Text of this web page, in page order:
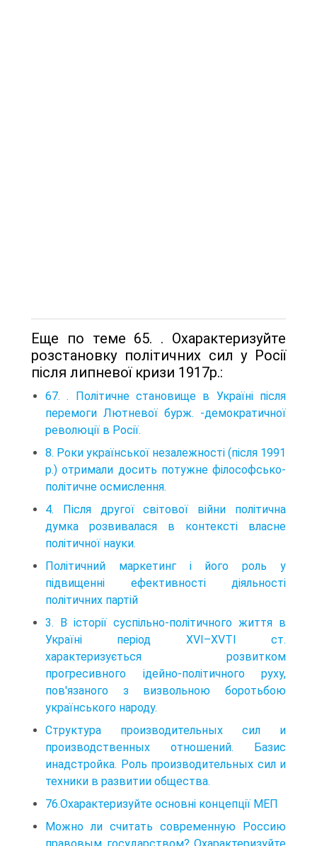
Еще по теме 65. . Охарактеризуйте
розстановку політичних сил у Росії
після липневої кризи 1917р.:
67. . Політичне становище в Україні після
перемоги Лютневої бурж. -демократичної
революції в Росії.
8. Роки української незалежності (після 1991
р.) отримали досить потужне філософсько-
політичне осмислення.
4. Після другої світової війни політична
думка розвивалася в кон­тексті власне
політичної науки.
Політичний маркетинг і його роль у
підвищенні ефективності діяльності
політичних партій
3. В історії суспільно-політичного життя в
Україні період XVI–XVTI ст.
характеризується розвитком
прогресивного ідейно-політичного руху,
пов'язаного з визвольною боротьбою
українського народу.
Структура производительных сил и
производственных отношений. Базис
инадстройка. Роль производительных сил и
техники в развитии общества.
76.Охарактеризуйте основні концепції МЕП
Можно ли считать современную Россию